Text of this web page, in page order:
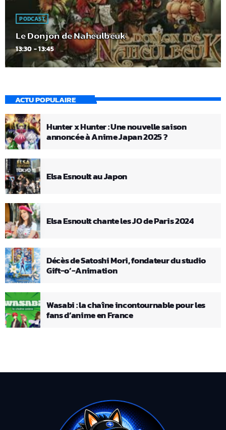
PODCAST
Le Donjon de Naheulbeuk
13:30 - 13:45
ACTU POPULAIRE
Hunter x Hunter : Une nouvelle saison
annoncée à Anime Japan 2025 ?
Elsa Esnoult au Japon
Elsa Esnoult chante les JO de Paris 2024
Décès de Satoshi Mori, fondateur du studio
Gift-o’-Animation
Wasabi : la chaîne incontournable pour les
fans d’anime en France